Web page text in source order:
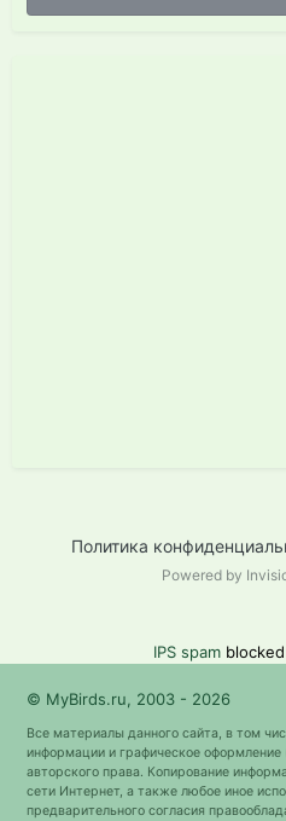
Политика
Powered by
IPS spam
© MyBirds.ru, 2003 - 2026
Все материалы данного сайта, в том
информации и графическое
авторского права. Копирование
сети Интернет, а также любое иное
предварительного согласия